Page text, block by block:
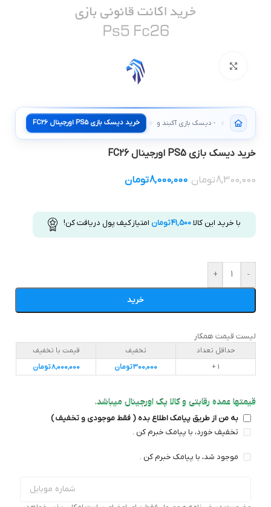
- دیسک بازی آکبند و کارکردهخرید دیسک بازی PS5 اورجینال FC26
خرید دیسک بازی PS5 اورجینال FC26
8,300,000تومان 8,000,000تومان
با خرید این کالا41,500تومان امتیاز کیف پول دریافت کن!
-
+
خرید
لیست قیمت همکار
حداقل تعداد تخفیف
قیمت با تخفیف
1 +
300,000تومان 8,000,000تومان
قیمتها عمده رقابتی و کالا پک اورجینال میباشد.
به من از طریق پیامک اطلاع بده ( فقط موجودی و تخفیف )
تخفیف خورد، با پیامک خبرم کن .
موجود شد، با پیامک خبرم کن .